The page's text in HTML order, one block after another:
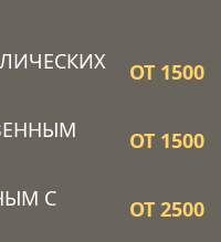
ОТ 1500
ОТ 1500
С
ОТ 2500